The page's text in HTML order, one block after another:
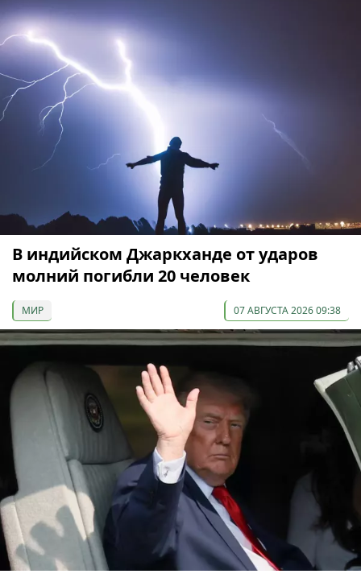
В индийском Джаркханде от ударов
молний погибли 20 человек
МИР 07 АВГУСТА 2026 09:38